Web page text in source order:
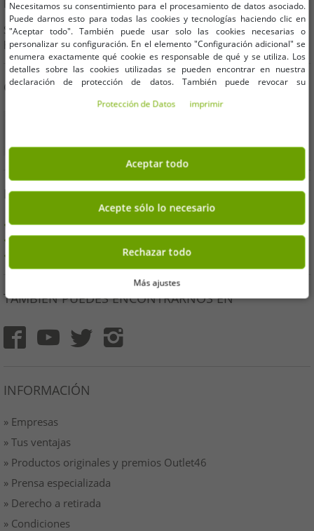
E-Mail:kundendienst@outlet46.de
Su solicitud generalmente será respondida dentro de las 24
horas de lunes a viernes.
COMPRA DE FORMA SEGURA
BENEFICIOS
COMPRA EN FACTURA
100 días derecho de devolución
Envío gratis a partir de 49 € (DE)
TAMBIÉN PUEDES ENCONTRARNOS EN
INFORMACIÓN
» Empresas
» Tus ventajas
» Productos originales y premios Outlet46
» Prensa especializada
» Derecho a retirada
» Condiciones
Necesitamos su consentimiento para el procesamiento de datos asociado.
Puede darnos esto para todas las cookies y tecnologías haciendo clic en
"Aceptar todo". También puede usar solo las cookies necesarias o
personalizar su configuración. En el elemento "Configuración adicional" se
enumera exactamente qué cookie es responsable de qué y se utiliza. Los
detalles sobre las cookies utilizadas se pueden encontrar en nuestra
declaración de protección de datos. También puede revocar su
encontrar en la impresión.Protección de Datos imprimir
Aceptar todo
Acepte sólo lo necesario
Rechazar todo
Más ajustes